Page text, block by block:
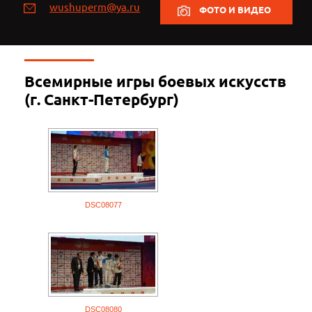
wushuperm@ya.ru ФОТО И ВИДЕО
Всемирные игры боевых искусств
(г. Санкт-Петербург)
DSC08077
DSC08080